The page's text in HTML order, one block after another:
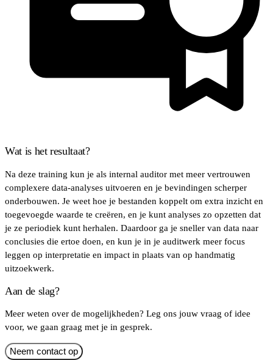
Wat is het resultaat?
Na deze training kun je als internal auditor met meer vertrouwen
complexere data-analyses uitvoeren en je bevindingen scherper
onderbouwen. Je weet hoe je bestanden koppelt om extra inzicht en
toegevoegde waarde te creëren, en je kunt analyses zo opzetten dat
je ze periodiek kunt herhalen. Daardoor ga je sneller van data naar
conclusies die ertoe doen, en kun je in je auditwerk meer focus
leggen op interpretatie en impact in plaats van op handmatig
uitzoekwerk.
Aan de slag?
Meer weten over de mogelijkheden? Leg ons jouw vraag of idee
voor, we gaan graag met je in gesprek.
Neem contact op